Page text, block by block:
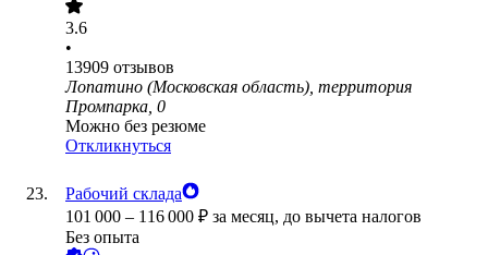
3.6
•
13909 отзывов
Лопатино (Московская область), территория
Промпарка, 0
Можно без резюме
Откликнуться
Рабочий склада
101 000 – 116 000 ₽ за месяц, до вычета налогов
Без опыта